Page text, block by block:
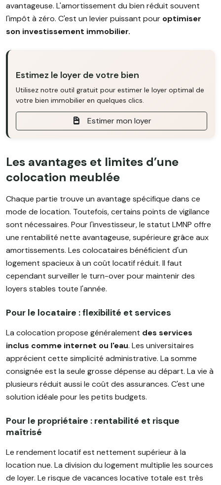
avantageuse. L'amortissement du bien réduit souvent
l'impôt à zéro. C'est un levier puissant pour optimiser
son investissement immobilier.
Estimez le loyer de votre bien
Utilisez notre outil gratuit pour estimer le loyer optimal de
votre bien immobilier en quelques clics.
Estimer mon loyer
Les avantages et limites d’une
colocation meublée
Chaque partie trouve un avantage spécifique dans ce
mode de location. Toutefois, certains points de vigilance
sont nécessaires. Pour l'investisseur, le statut LMNP offre
une rentabilité nette avantageuse, supérieure grâce aux
amortissements. Les colocataires bénéficient d'un
logement spacieux à un coût locatif réduit. Il faut
cependant surveiller le turn-over pour maintenir des
loyers stables toute l'année.
Pour le locataire : flexibilité et services
La colocation propose généralement des services
inclus comme internet ou l'eau. Les universitaires
apprécient cette simplicité administrative. La somme
consignée est la seule grosse dépense au départ. La vie à
plusieurs réduit aussi le coût des assurances. C'est une
solution idéale pour les petits budgets.
Pour le propriétaire : rentabilité et risque
maîtrisé
Le rendement locatif est nettement supérieur à la
location nue. La division du logement multiplie les sources
de loyer. Le risque de vacances locative totale est très